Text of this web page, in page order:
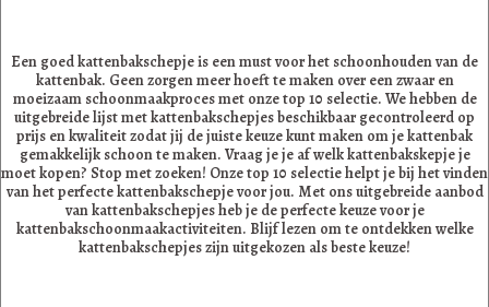
Een goed kattenbakschepje is een must voor het schoonhouden van de
kattenbak. Geen zorgen meer hoeft te maken over een zwaar en
moeizaam schoonmaakproces met onze top 10 selectie. We hebben de
uitgebreide lijst met kattenbakschepjes beschikbaar gecontroleerd op
prijs en kwaliteit zodat jij de juiste keuze kunt maken om je kattenbak
gemakkelijk schoon te maken. Vraag je je af welk kattenbakskepje je
moet kopen? Stop met zoeken! Onze top 10 selectie helpt je bij het vinden
van het perfecte kattenbakschepje voor jou. Met ons uitgebreide aanbod
van kattenbakschepjes heb je de perfecte keuze voor je
kattenbakschoonmaakactiviteiten. Blijf lezen om te ontdekken welke
kattenbakschepjes zijn uitgekozen als beste keuze!